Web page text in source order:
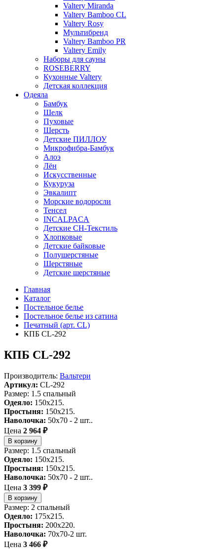
Valtery Miranda
Valtery Bamboo CL
Valtery Rosy
Мультибренд
Valtery Bamboo PR
Valtery Emily
Наборы для сауны
ROSEBERRY
Кухонные Valtery
Детская коллекция
Одеяла
Бамбук
Шелк
Пуховые
Шерсть
Детские ПИЛЛОУ
Микрофибра-Бамбук
Алоэ
Лён
Искусственные
Кукуруза
Эвкалипт
Морские водоросли
Тенсел
INCALPACA
Детские СН-Текстиль
Хлопковые
Детские байковые
Полушерстяные
Шерстяные
Детские шерстяные
Главная
Каталог
Постельное белье
Постельное белье из сатина
Печатный (арт. СL)
КПБ CL-292
КПБ CL-292
Производитель: Вальтери
Артикул: CL-292
Размер: 1.5 спальный
Одеяло: 150x215.
Простыня: 150x215.
Наволочка: 50x70 - 2 шт..
Цена 2 964 ₽
В корзину
Размер: 1.5 спальный
Одеяло: 150x215.
Простыня: 150x215.
Наволочка: 50x70 - 2 шт..
Цена 3 399 ₽
В корзину
Размер: 2 спальный
Одеяло: 175x215.
Простыня: 200x220.
Наволочка: 70x70-2 шт.
Цена 3 466 ₽